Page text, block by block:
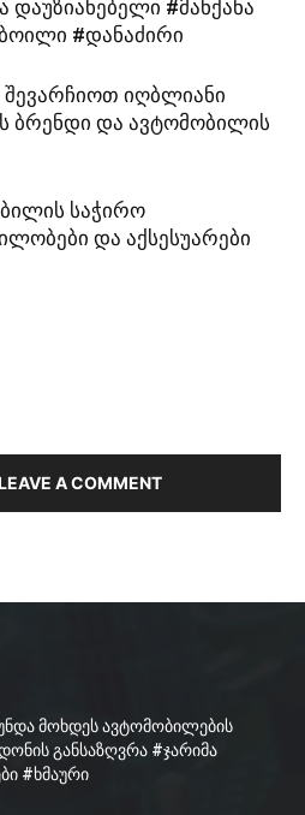
დაუზიანებელი #მანქანა
#დანაძირი
იღბლიანი
ბრენდი და ავტომობილის
საჭირო
და აქსესუარები
A COMMENT
მოხდეს ავტომობილების
განსაზღვრა #ჯარიმა
#ხმაური